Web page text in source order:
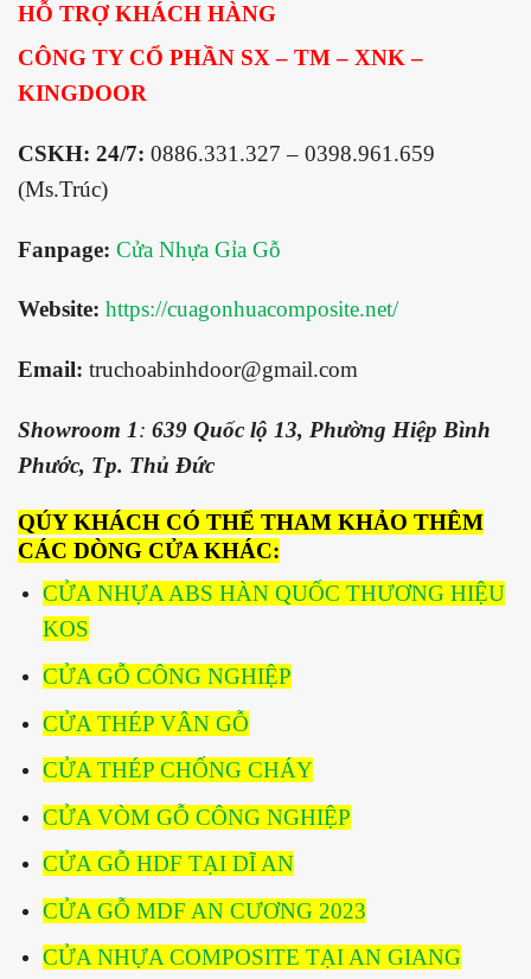
HỖ TRỢ KHÁCH HÀNG
CÔNG TY CỔ PHẦN SX – TM – XNK –
KINGDOOR
CSKH: 24/7: 0886.331.327 – 0398.961.659
(Ms.Trúc)
Fanpage: Cửa Nhựa Gỉa Gỗ
Website: https://cuagonhuacomposite.net/
Email: truchoabinhdoor@gmail.com
Showroom 1: 639 Quốc lộ 13, Phường Hiệp Bình
Phước, Tp. Thủ Đức
QÚY KHÁCH CÓ THỂ THAM KHẢO THÊM
CÁC DÒNG CỬA KHÁC:
CỬA NHỰA ABS HÀN QUỐC THƯƠNG HIỆU
KOS
CỬA GỖ CÔNG NGHIỆP
CỬA THÉP VÂN GỖ
CỬA THÉP CHỐNG CHÁY
CỬA VÒM GỖ CÔNG NGHIỆP
CỬA GỖ HDF TẠI DĨ AN
CỬA GỖ MDF AN CƯƠNG 2023
CỬA NHỰA COMPOSITE TẠI AN GIANG